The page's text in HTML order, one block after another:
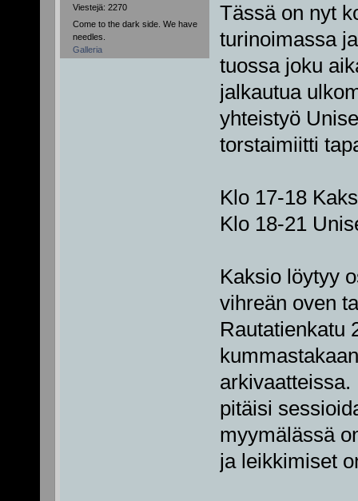
Viestejä: 2270
Come to the dark side. We have
needles.
Galleria
Tässä on nyt
turinoimassa
tuossa joku
jalkautua
yhteistyö
torstaimiitti
Klo 17-18
Klo 18-21
Kaksio löytyy
vihreän oven
Rautatienkatu
arkivaatteissa.
pitäisi
myymälässä
ja leikkimiset